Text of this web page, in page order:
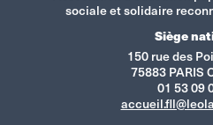
sociale et solidaire
Siège
150 rue des
75883 PARIS
01 53 09